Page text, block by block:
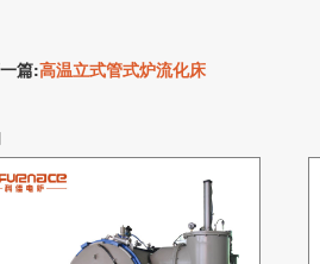
篇:高温立式管式炉流化床